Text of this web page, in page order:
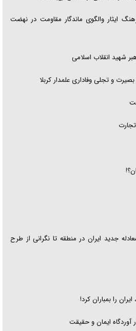
ایثار والگوی ماندگار مقاومت در نهضت
و تجلی وفاداری علمدار کربلا
جدید ایران در منطقه تا نگرانی از طرح
را بمباران کرد!
آوردگاه ایمان و حقیقت